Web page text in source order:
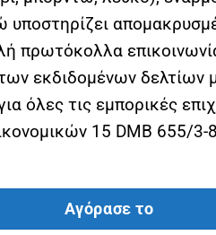
υποστηρίζει
πρωτόκολλα
εκδιδομένων δελτίων
όλες τις εμπορικές
15 DMB 655/3-
Mirka Plus άσπρη. ποσότητα
Αγόρασε το